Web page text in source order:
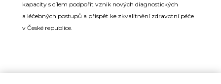
kapacity s cílem podpořit vznik nových diagnostických
a léčebných postupů a přispět ke zkvalitnění zdravotní péče
v České republice.